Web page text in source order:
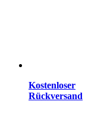
Kostenloser
Rückversand